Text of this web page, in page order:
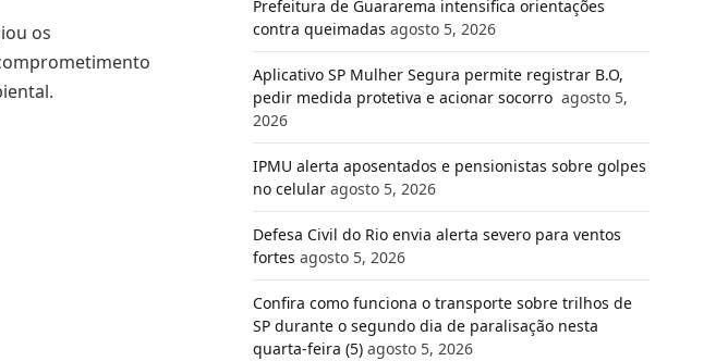
os
Prefeitura de Guararema intensifica orientações
contra queimadas agosto 5, 2026
Aplicativo SP Mulher Segura permite registrar B.O,
pedir medida protetiva e acionar socorro agosto 5,
2026
IPMU alerta aposentados e pensionistas sobre golpes
no celular agosto 5, 2026
Defesa Civil do Rio envia alerta severo para ventos
fortes agosto 5, 2026
Confira como funciona o transporte sobre trilhos de
SP durante o segundo dia de paralisação nesta
quarta-feira (5) agosto 5, 2026